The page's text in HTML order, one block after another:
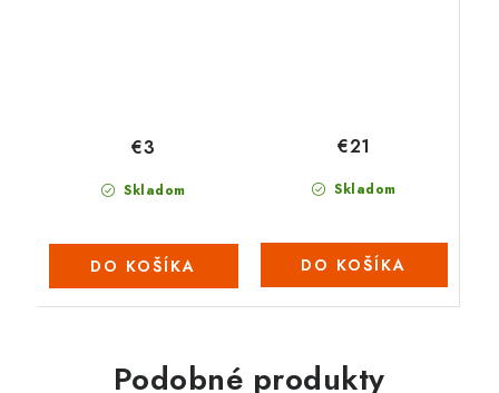
Skladom
€3
DO KOŠÍKA
Skladom
€21
DO KOŠÍKA
Podobné produkty